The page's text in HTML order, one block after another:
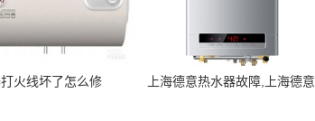
火线坏了怎么修 上海德意热水器故障,上海德意